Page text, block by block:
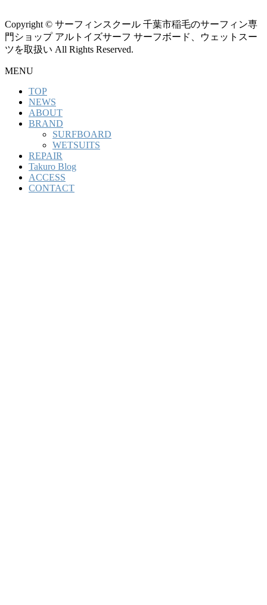
Copyright © サーフィンスクール 千葉市稲毛のサーフィン専
門ショップ アルトイズサーフ サーフボード、ウェットスー
ツを取扱い All Rights Reserved.
MENU
TOP
NEWS
ABOUT
BRAND
SURFBOARD
WETSUITS
REPAIR
Takuro Blog
ACCESS
CONTACT